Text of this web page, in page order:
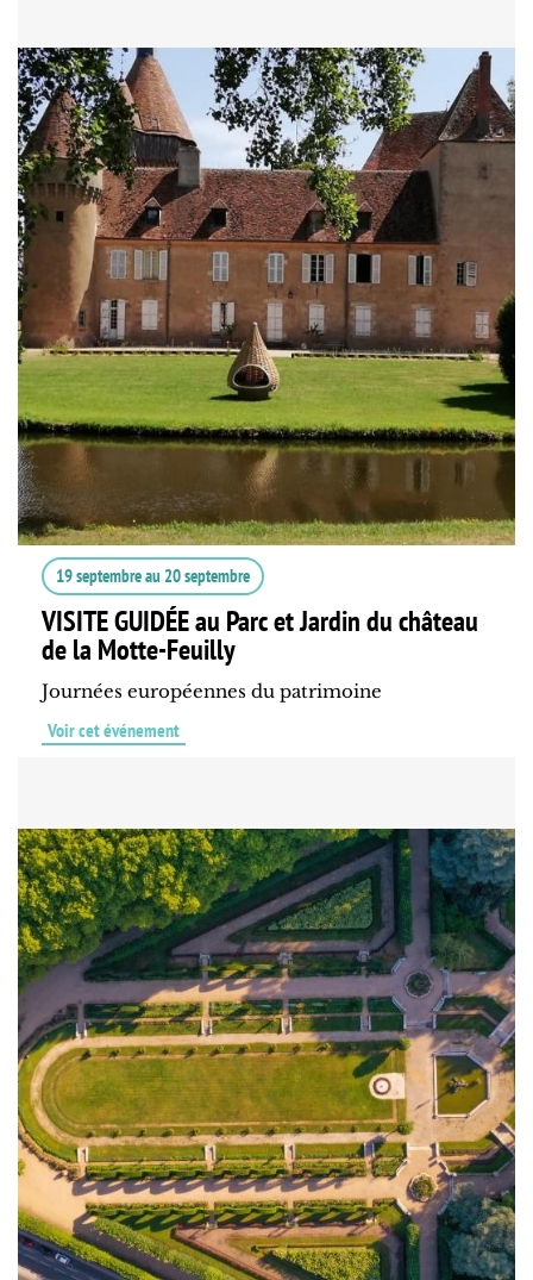
19 septembreau 20 septembre
VISITE GUIDÉE au Parc et Jardin du château
de la Motte-Feuilly
Journées européennes du patrimoine
Voir cet événement